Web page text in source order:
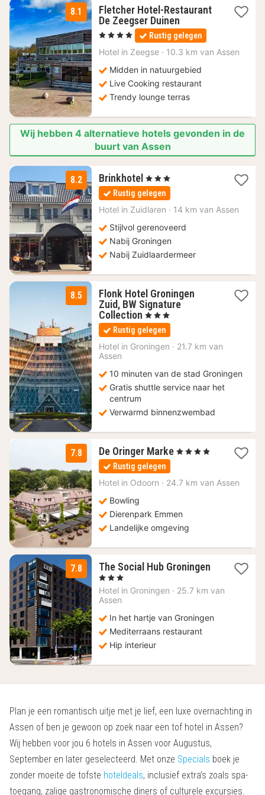
8.1
Fletcher Hotel-Restaurant
De Zeegser Duinen1
nacht
vanaf
83
, 4 Sterren Rustig gelegen
Hotel in Zeegse · 10.3 km van Assen
Midden in natuurgebied
Live Cooking restaurant
Trendy lounge terras
Wij hebben 4 alternatieve hotels gevonden in de
buurt van Assen
8.2 Brinkhotel 1
nacht
vanaf
92
, 3 Sterren
Rustig gelegen
Hotel in Zuidlaren · 14 km van Assen
Stijlvol gerenoveerd
Nabij Groningen
Nabij Zuidlaardermeer
8.5
Flonk Hotel Groningen
Zuid, BW Signature
Collection 1
nacht
vanaf
94,73
, 3 Sterren
Rustig gelegen
Hotel in Groningen · 21.7 km van
Assen
10 minuten van de stad Groningen
Gratis shuttle service naar het
centrum
Verwarmd binnenzwembad
7.8 De Oringer Marke 1
99
, 4 Sterren
Rustig gelegen
Hotel in Odoorn · 24.7 km van Assen
Bowling
Dierenpark Emmen
Landelijke omgeving
7.8 The Social Hub Groningen1
vanaf
, 3 Sterren
Hotel in Groningen · 25.7 km van
Assen
In het hartje van Groningen
Mediterraans restaurant
Hip interieur
Plan je een romantisch uitje met je lief, een luxe overnachting in
Assen of ben je gewoon op zoek naar een tof hotel in Assen?
Wij hebben voor jou 6 hotels in Assen voor Augustus,
September en later geselecteerd. Met onze Specials boek je
zonder moeite de tofste hoteldeals, inclusief extra’s zoals spa-
toegang, zalige gastronomische diners of culturele excursies.